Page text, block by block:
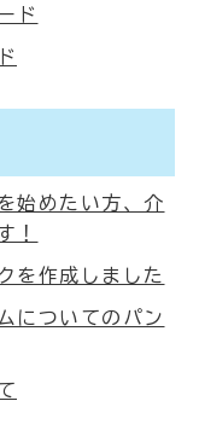
ド
始めたい方、介
！
を作成しました
についてのパン